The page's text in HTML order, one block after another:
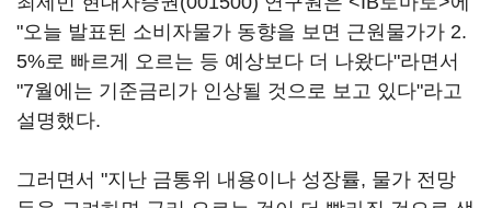
"오늘 발표된 소비자물가 동향을 보면 근원물가가 2.
5%로 빠르게 오르는 등 예상보다 더 나왔다"라면서
"7월에는 기준금리가 인상될 것으로 보고 있다"라고
설명했다.
그러면서 "지난 금통위 내용이나 성장률, 물가 전망